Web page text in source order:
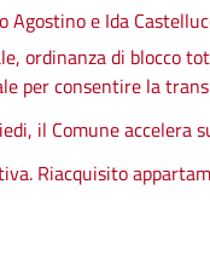
Agostino e Ida
ordinanza di blocco
per consentire la
il Comune accelera
Riacquisito